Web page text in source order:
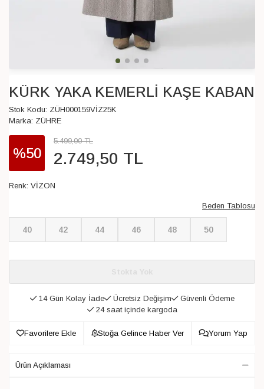
KÜRK YAKA KEMERLİ KAŞE KABAN
Stok Kodu: ZÜH000159VİZ25K
Marka: ZÜHRE
%50
5.499,00 TL
2.749,50 TL
Renk: VİZON
Beden Tablosu
40 42 44 46 48 50
14 Gün Kolay İade Ücretsiz Değişim
Güvenli Ödeme
24 saat içinde kargoda
Favorilere Ekle Stoğa Gelince Haber Ver Yorum Yap
Ürün Açıklaması